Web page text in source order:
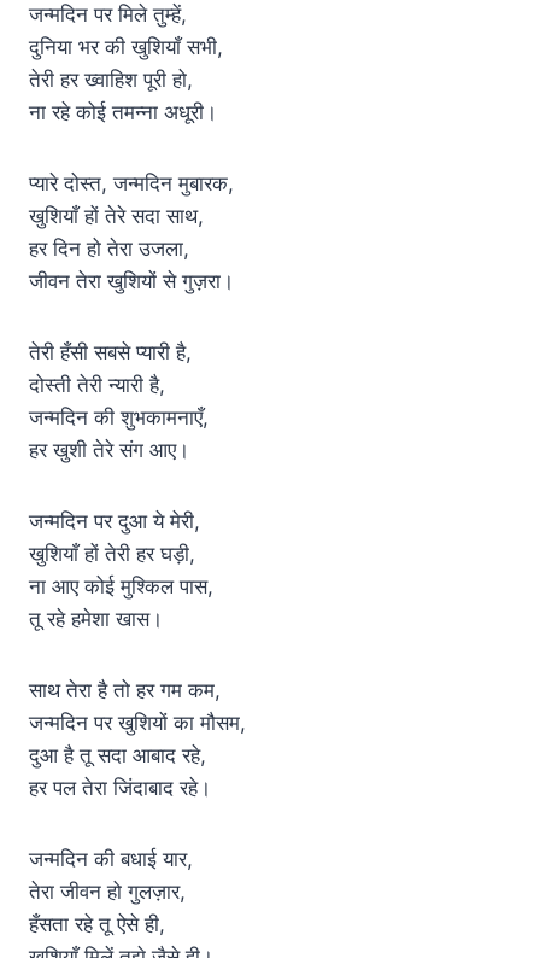
जन्मदिन पर मिले तुम्हें,
दुनिया भर की खुशियाँ सभी,
तेरी हर ख्वाहिश पूरी हो,
ना रहे कोई तमन्ना अधूरी।
प्यारे दोस्त, जन्मदिन मुबारक,
खुशियाँ हों तेरे सदा साथ,
हर दिन हो तेरा उजला,
जीवन तेरा खुशियों से गुज़रा।
तेरी हँसी सबसे प्यारी है,
दोस्ती तेरी न्यारी है,
जन्मदिन की शुभकामनाएँ,
हर खुशी तेरे संग आए।
जन्मदिन पर दुआ ये मेरी,
खुशियाँ हों तेरी हर घड़ी,
ना आए कोई मुश्किल पास,
तू रहे हमेशा खास।
साथ तेरा है तो हर गम कम,
जन्मदिन पर खुशियों का मौसम,
दुआ है तू सदा आबाद रहे,
हर पल तेरा जिंदाबाद रहे।
जन्मदिन की बधाई यार,
तेरा जीवन हो गुलज़ार,
हँसता रहे तू ऐसे ही,